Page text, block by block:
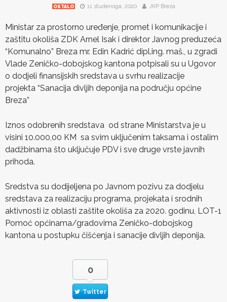
OSTALO 11 studenoga, 2020 JKP Breza
Ministar za prostorno uređenje, promet i komunikacije i
zaštitu okoliša ZDK Arnel Isak i direktor Javnog preduzeća
“Komunalno” Breza mr. Edin Kadrić dipl.ing. maš., u zgradi
Vlade Zeničko-dobojskog kantona potpisali su u Ugovor
o dodjeli finansijskih sredstava u svrhu realizacije
projekta “Sanacija divljih deponija na području općine
Breza”
Iznos odobrenih sredstava od strane Ministarstva je u
visini 10.000,00 KM sa svim uključenim taksama i ostalim
dadžbinama što uključuje PDV i sve druge vrste javnih
prihoda.
Sredstva su dodijeljena po Javnom pozivu za dodjelu
sredstava za realizaciju programa, projekata i srodnih
aktivnosti iz oblasti zaštite okoliša za 2020. godinu, LOT-1
Pomoć općinama/gradovima Zeničko-dobojskog
kantona u postupku čišćenja i sanacije divljih deponija.
0
Twitter